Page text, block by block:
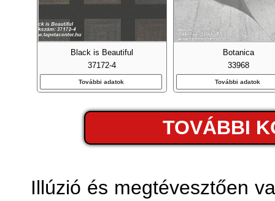
Fa
Black is Beautiful
37172-4
További adatok
Botanica
33968
További adatok
TOVÁBBI
Illúzió és megtévesztően